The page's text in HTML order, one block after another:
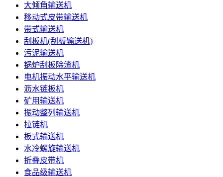
大倾角输送机
移动式皮带输送机
带式输送机
刮板机(刮板输送机)
污泥输送机
锅炉刮板除渣机
电机振动水平输送机
沥水链板机
矿用输送机
振动整列输送机
拉链机
板式输送机
水冷螺旋输送机
折叠皮带机
食品级输送机